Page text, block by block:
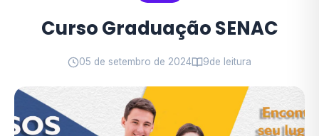
Curso Graduação SENAC
05 de setembro de 2024 9de leitura